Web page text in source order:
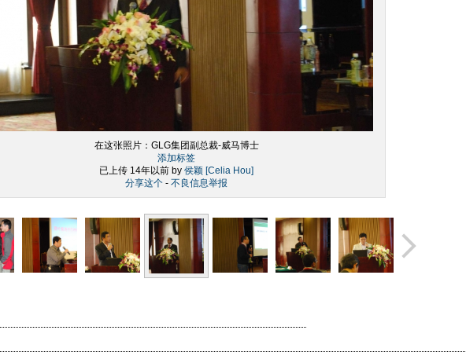
在这张照片： GLG集团副总裁-威马博士
添加标签
已上传 14年以前 by 侯颖 [Celia Hou]
分享这个 - 不良信息举报